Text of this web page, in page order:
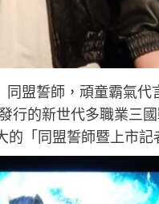
同盟誓師，頑童霸氣
行的新世代多職業三
「同盟誓師暨上市記